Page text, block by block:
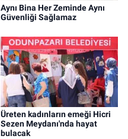
Aynı Bina Her Zeminde Aynı
Güvenliği Sağlamaz
Üreten kadınların emeği Hicri
Sezen Meydanı'nda hayat
bulacak